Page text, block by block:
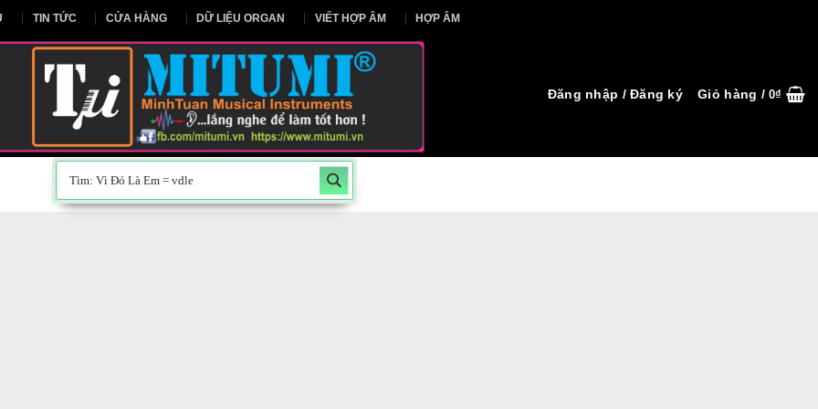
CHỦ TIN TỨC CỬA HÀNG DỮ LIỆU ORGAN VIẾT HỢP ÂM
Đăng nhập / Đăng ký